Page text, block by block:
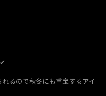
るので秋冬にも重宝するアイ